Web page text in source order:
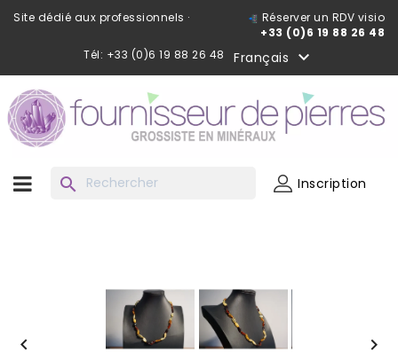
Site dédié aux professionnels ·
Réserver un RDV visio
+33 (0)6 19 88 26 48
Tél: +33 (0)6 19 88 26 48
Français 
search Inscription
 